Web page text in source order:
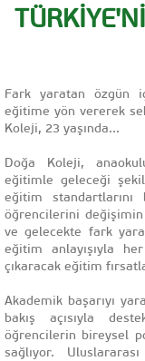
Fark yaratan özgün
eğitime yön vererek
Koleji, 23 yaşında...
Doğa Koleji,
eğitimle geleceği
eğitim
öğrencilerini
ve gelecekte fark
eğitim anlayışıyla
çıkaracak eğitim
Akademik başarıyı
bakış açısıyla
öğrencilerin bireysel
sağlıyor.